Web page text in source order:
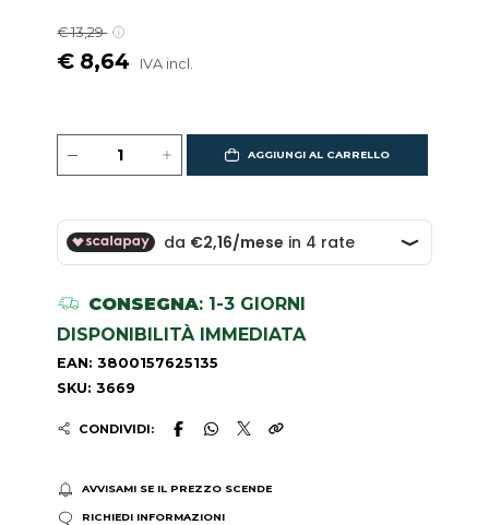
€ 13,29
€ 8,64 IVA incl.
AGGIUNGI AL CARRELLO
CONSEGNA: 1-3 GIORNI
DISPONIBILITÀ IMMEDIATA
EAN: 3800157625135
SKU: 3669
CONDIVIDI:
AVVISAMI SE IL PREZZO SCENDE
RICHIEDI INFORMAZIONI